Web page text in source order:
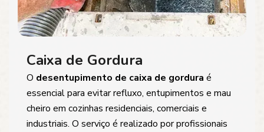
Caixa de Gordura
O desentupimento de caixa de gordura é
essencial para evitar refluxo, entupimentos e mau
cheiro em cozinhas residenciais, comerciais e
industriais. O serviço é realizado por profissionais